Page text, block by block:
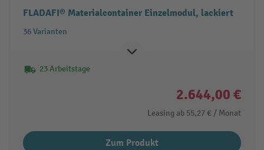
FLADAFI® Materialcontainer Einzelmodul, lackiert
36 Varianten
23 Arbeitstage
2.644,00 €
Leasing ab 55,27 € / Monat
Zum Produkt